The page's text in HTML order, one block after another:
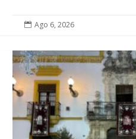
 Ago 6, 2026